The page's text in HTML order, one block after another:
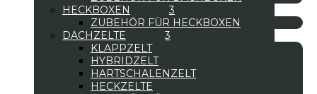
HECKBOXEN
ZUBEHÖR FÜR HECKBOXEN
DACHZELTE
KLAPPZELT
HYBRIDZELT
HARTSCHALENZELT
HECKZELTE